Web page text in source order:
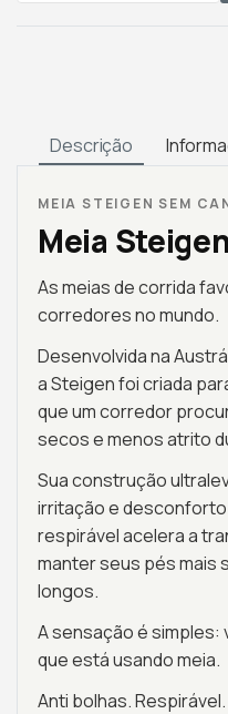
Descrição
MEIA STEIGEN SEM
Meia
As meias de corrida
corredores no mundo.
Desenvolvida na
a Steigen foi criada
que um corredor
secos e menos atrito
Sua construção
irritação e
respirável acelera a
manter seus pés mais
longos.
A sensação é
que está usando meia.
Anti bolhas.